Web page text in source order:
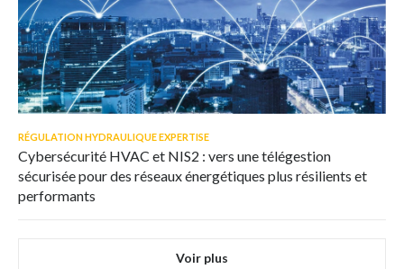
RÉGULATION HYDRAULIQUE EXPERTISE
Cybersécurité HVAC et NIS2 : vers une télégestion
sécurisée pour des réseaux énergétiques plus résilients et
performants
Voir plus